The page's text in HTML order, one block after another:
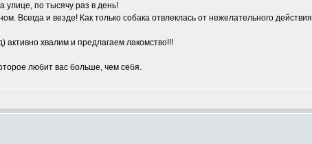
улице, по тысячу раз в день!
Всегда и везде! Как только собака отвлеклась от нежелательного
активно хвалим и предлагаем лакомство!!!
любит вас больше, чем себя.